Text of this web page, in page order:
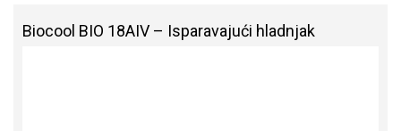
Biocool BIO 18AIV – Isparavajući hladnjak